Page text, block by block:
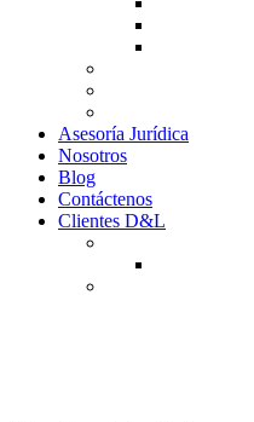
Asesoría Jurídica
Nosotros
Blog
Contáctenos
Clientes D&L